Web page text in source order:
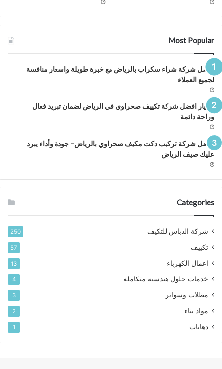
Most Popular
افضل شركة شراء سكراب بالرياض مع خبرة طويلة واسعار منافسة
لجميع العملاء
اختيار افضل شركة تكييف صحراوي في الرياض لضمان تبريد فعال
وراحة دائمة
افضل شركة تركيب دكت مكيف صحراوي بالرياض– جودة وأداء يبرد
عليك صيف الرياض
Categories
شركة الدباس للتكيف 250
تكييف 57
اعمال الكهرباء 13
خدمات حلول هندسيه متكامله 4
مظلات وسواتر 3
مواد بناء 2
دهانات 1